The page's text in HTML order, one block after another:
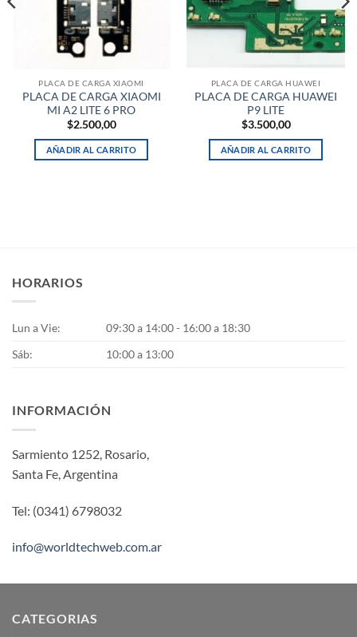
PLACA DE CARGA XIAOMI
PLACA DE CARGA XIAOMI
MI A2 LITE 6 PRO
$2.500,00
AÑADIR AL CARRITO
PLACA DE CARGA HUAWEI
PLACA DE CARGA HUAWEI
P9 LITE
$3.500,00
AÑADIR AL CARRITO
HORARIOS
Lun a Vie:
09:30 a 14:00 - 16:00 a 18:30
Sáb:
10:00 a 13:00
INFORMACIÓN
Sarmiento 1252, Rosario,
Santa Fe, Argentina
Tel: (0341) 6798032
info@worldtechweb.com.ar
CATEGORIAS